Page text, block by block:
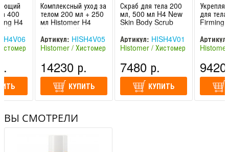
400
H4
Комплексный уход за
телом 200 мл + 250
мл Histomer H4
Histomer / Хистомер
Артикул: HISH4V05
Histomer / Хистомер
14230 р.
КУПИТЬ
Скраб для тела 200
мл, 500 мл H4 New
Skin Body Scrub
Histomer / Хистомер
Артикул: HISH4V01
Histomer / Хистомер
7480 р.
КУПИТЬ
для
Firming
Артикул:
ВЫ СМОТРЕЛИ